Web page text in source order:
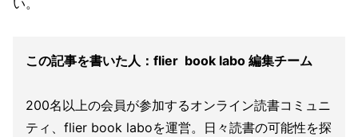
い。
この記事を書いた人：flier book labo 編集チーム
200名以上の会員が参加するオンライン読書コミュニ
ティ、flier book laboを運営。日々読書の可能性を探